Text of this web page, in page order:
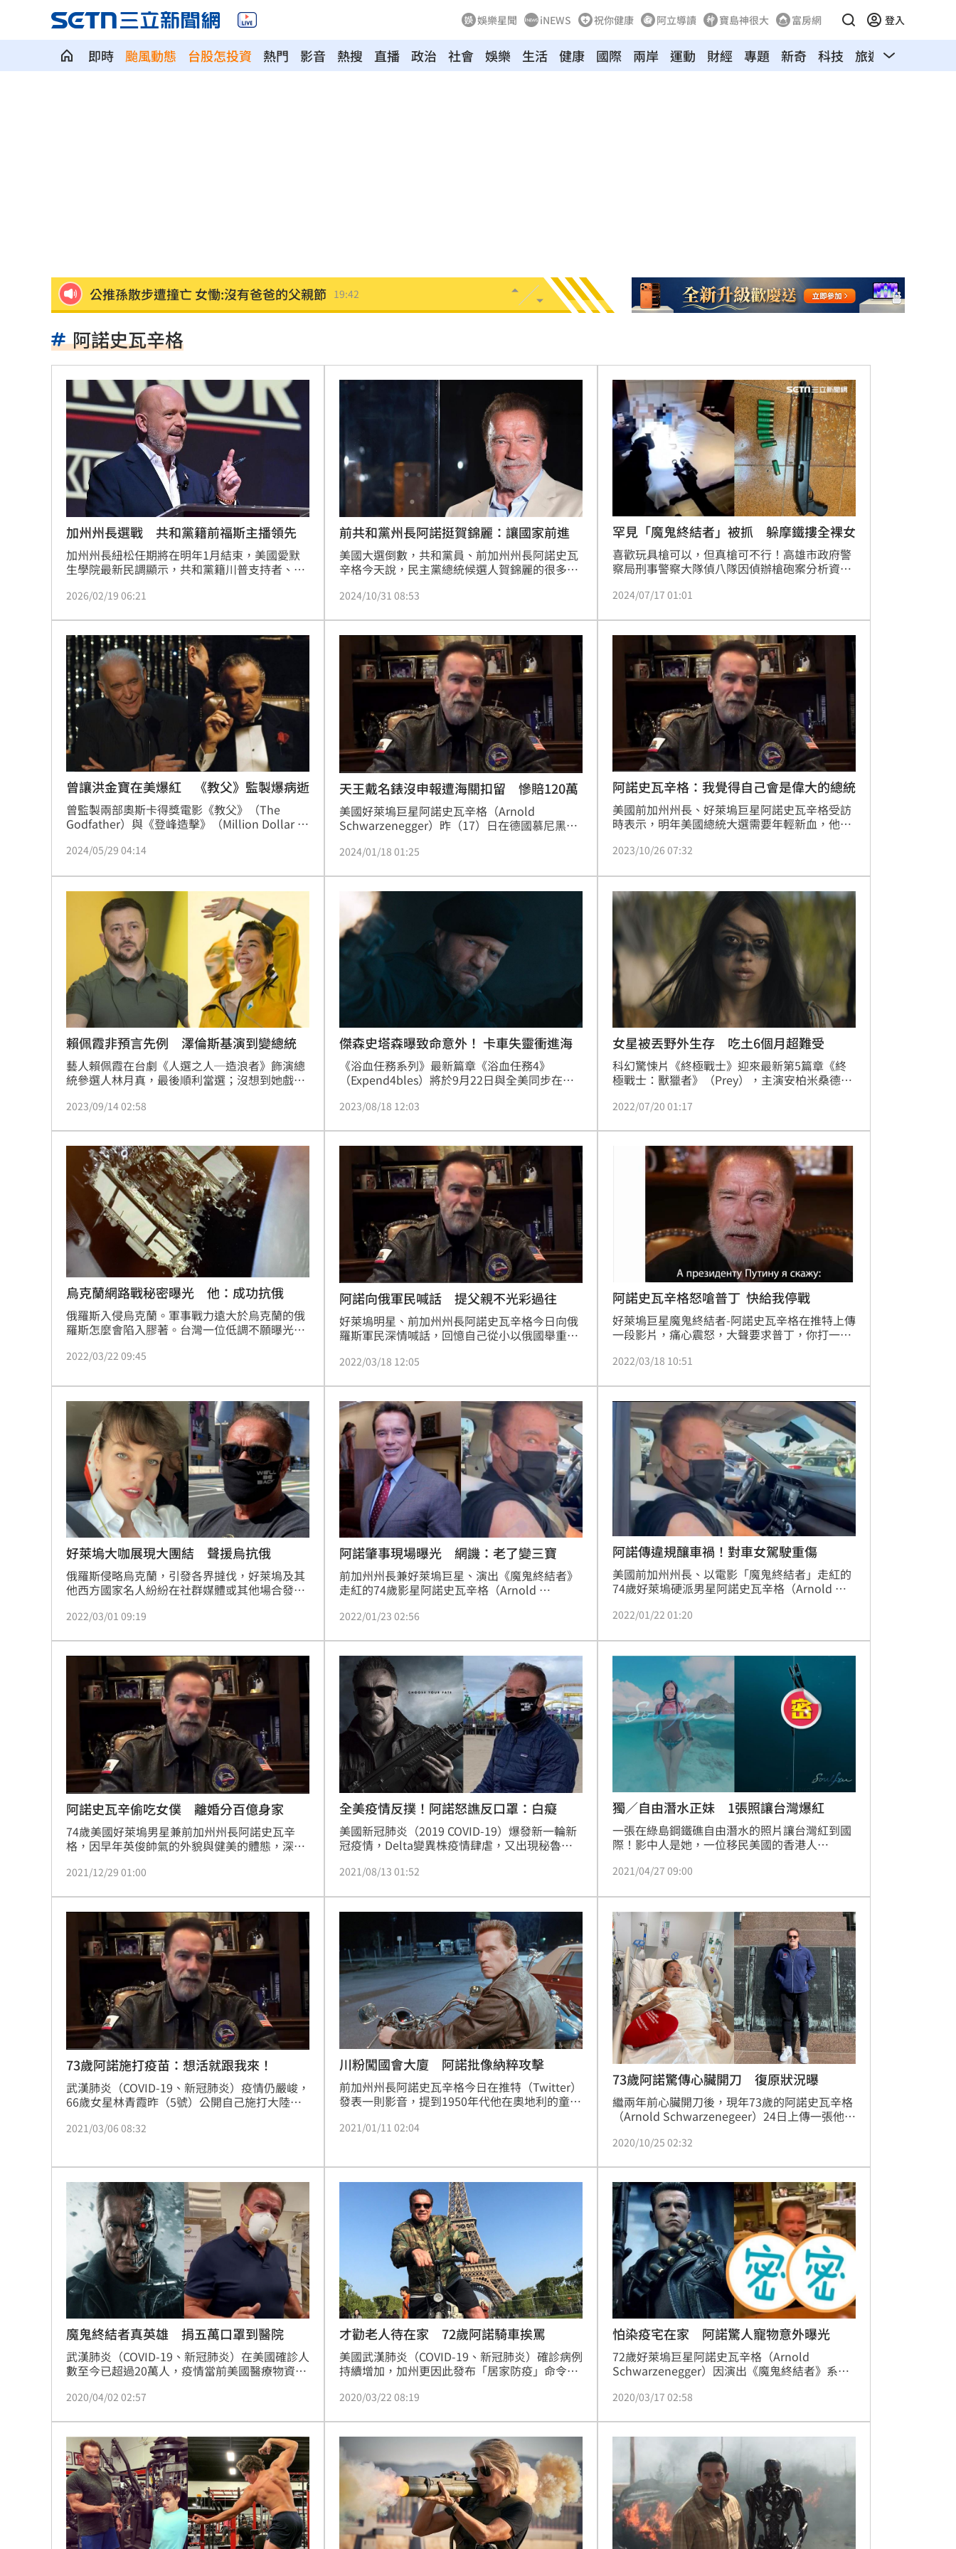
娛樂星聞 iNEWS 祝你健康 阿立導讀 寶島神很大 富房網 登入
即時 颱風動態 台股怎投資 熱門 影音 熱搜 直播 政治 社會 娛樂 生活 健康 國際 兩岸 運動 財經 專題 新奇 科技 旅遊 汽車
公推孫散步遭撞亡 女慟:沒有爸爸的父親節 19:42
兄弟打線突破後勁 黃韋盛3打點率隊2連勝 19:32
龍藏經7折仍要131.6萬 他原價現金秒結帳
99歲婆婆「月花35萬」！66歲媳無法退休 19:20
外野僅是短暫快樂 餅總曝張皓崴終極目標
想靠正二翻本？ 達人教戰槓反ETF心法
男同事追求不成跟騷偷拍 女師控校方霸凌 19:08
演習硬上路還無照！鳳山女慘收10萬單
一軍不是來跑龍套 餅總對新人不手下留情 19:03
靠2根鐵軌橫掃AI鏈 川湖財報衝上萬金股 19:03
孫易磊登板2局2K無失分！ 飆156公里火球 18:57
直擊／NEWBEAT高雄首秀 震胸舞全場嗨翻 18:53
颱風紫暴雨今晚開炸 估「這時」解除海警 18:52
台灣彩券開獎直播中 20:31
LIVE三立+24小時直播 15:27
三立iNEWS新聞台線上直播
商場戰國來臨 台中「頂奢大道」逐漸成形
台彩父親節推新刮刮樂千萬頭獎超「爸」氣 12:00
「拍片人的多重宇宙」職涯論壇9/12登場！ 10:30
8國球員齊聚高雄 Formosa 7s掀足球熱潮
理想混蛋號召粉絲跨海追星吃美食！
阿諾史瓦辛格
加州州長選戰 共和黨籍前福斯主播領先
加州州長紐松任期將在明年1月結束，美國愛默
生學院最新民調顯示，共和黨籍川普支持者、前
持度躍居第一。他在2020年專訪川普時，曾就台
2026/02/19 06:21
前共和黨州長阿諾挺賀錦麗：讓國家前進
美國大選倒數，共和黨員、前加州州長阿諾史瓦
辛格今天說，民主黨總統候選人賀錦麗的很多主
美國往前進的方式，強調「先是美國人，才是共
2024/10/31 08:53
罕見「魔鬼終結者」被抓 躲摩鐵摟全裸女
喜歡玩具槍可以，但真槍可不行！高雄市政府警
察局刑事警察大隊偵八隊因偵辦槍砲案分析資料
持有大量毒品安非他命「毒槍雙響砲」，影響社
多起槍砲彈藥，其中霰彈槍與電影「魔鬼終結
者」演員阿諾史瓦辛格使用之霰彈槍同款，在國
內實屬罕見，殺傷力極大。嫌犯被依違反槍砲彈
藥管制條例、毒品危害防制條例等罪，移送高雄
地檢署偵辦。
2024/07/17 01:01
曾讓洪金寶在美爆紅 《教父》監製爆病逝
曾監製兩部奧斯卡得獎電影《教父》（The
Godfather）與《登峰造擊》（Million Dollar
Ruddy），也曾與成龍及洪金寶合作成功，將
（25日）因病離世，享耆壽94歲。
2024/05/29 04:14
天王戴名錶沒申報遭海關扣留 慘賠120萬
美國好萊塢巨星阿諾史瓦辛格（Arnold
Schwarzenegger）昨（17）日在德國慕尼黑機
2.6萬歐元（換算約新台幣89.3萬元）歐元的名錶
（換算約新台幣120萬元）。
2024/01/18 01:25
阿諾史瓦辛格：我覺得自己會是偉大的總統
美國前加州州長、好萊塢巨星阿諾史瓦辛格受訪
時表示，明年美國總統大選需要年輕新血，他若
2023/10/26 07:32
賴佩霞非預言先例 澤倫斯基演到變總統
藝人賴佩霞在台劇《人選之人─造浪者》飾演總
統參選人林月真，最後順利當選；沒想到她戲外
搭檔參與本屆總統大選。其實她並非第一位「演
（Volodymyr Zelenskyy）就曾演總統演到當
選。
2023/09/14 02:58
傑森史塔森曝致命意外！ 卡車失靈衝進海
《浴血任務系列》最新篇章《浴血任務4》
（Expend4bles）將於9月22日與全美同步在台
列》動作巨星席維斯史特龍（Sylvester
尼羅斯」。
2023/08/18 12:03
女星被丟野外生存 吃土6個月超難受
科幻驚悚片《終極戰士》迎來最新第5篇章《終
極戰士：獸獵者》（Prey），主演安柏米桑德、
晨一同出席國際記者會，導演透露，自己從童年
允許觀看R級電影（限制級）只能自己偷偷看，
沒想到同學都看了，還跟他講了整部故事，他也
直言《終極戰士》的主角阿諾史瓦辛格，就是個
英雄。
2022/07/20 01:17
烏克蘭網路戰秘密曝光 他：成功抗俄
俄羅斯入侵烏克蘭。軍事戰力遠大於烏克蘭的俄
羅斯怎麼會陷入膠著。台灣一位低調不願曝光的
戰役正式宣告「網路戰」與「混合戰爭」時代開
路不被切斷，因此讓澤倫斯基能夠在「最快時
間」以「最快影片」傳達心聲，讓各國快速經濟
制裁俄羅斯。另一方面，留在烏克蘭的民眾，也
化身「全民情報員」，暴露俄軍行蹤，也讓世界
知道烏克蘭的慘狀與堅強。
2022/03/22 09:45
阿諾向俄軍民喊話 提父親不光彩過往
好萊塢明星、前加州州長阿諾史瓦辛格今日向俄
羅斯軍民深情喊話，回憶自己從小以俄國舉重選
中度過餘生」為例，向俄國人民與軍人說明戰爭
2022/03/18 12:05
阿諾史瓦辛格怒嗆普丁 快給我停戰
好萊塢巨星魔鬼終結者-阿諾史瓦辛格在推特上傳
一段影片，痛心震怒，大聲要求普丁，你打一場
孩子、妻子失去丈夫，兒童失去生命，還有好幾
以停止戰爭。並大聲呼籲善良的俄羅斯人，千萬
不要被普丁繼續騙下去。
2022/03/18 10:51
好萊塢大咖展現大團結 聲援烏抗俄
俄羅斯侵略烏克蘭，引發各界撻伐，好萊塢及其
他西方國家名人紛紛在社群媒體或其他場合發
2022/03/01 09:19
阿諾肇事現場曝光 網譏：老了變三寶
前加州州長兼好萊塢巨星、演出《魔鬼終結者》
走紅的74歲影星阿諾史瓦辛格（Arnold
環車禍，共波及四台車，其中他有如「坦克」般
嚴重損毀，對方駕駛受到重傷，阿諾則沒有受
傷。有網友看到新聞嘲諷：「動作巨星老了也變
成三寶。」
2022/01/23 02:56
阿諾傳違規釀車禍！對車女駕駛重傷
美國前加州州長、以電影「魔鬼終結者」走紅的
74歲好萊塢硬派男星阿諾史瓦辛格（Arnold
禍，雖然阿諾本人沒有大礙，然而對撞的其中一
2022/01/22 01:20
阿諾史瓦辛偷吃女僕 離婚分百億身家
74歲美國好萊塢男星兼前加州州長阿諾史瓦辛
格，因早年英俊帥氣的外貌與健美的體態，深受
還生下私生子，讓正宮忍無可忍選擇分居離婚，
除婚姻關係，各自恢復單身。
2021/12/29 01:00
全美疫情反撲！阿諾怒譙反口罩：白癡
美國新冠肺炎（2019 COVID-19）爆發新一輪新
冠疫情，Delta變異株疫情肆虐，又出現秘魯
冬天疫情加劇的新增確診數，每天平均新增10萬
州，因疫苗接種率全美最低，並且德州州長帶頭
下令，禁止地方政府實施戴口罩，情況尤其嚴
重，而也讓好萊塢巨星當場開罵。
2021/08/13 01:52
獨／自由潛水正妹 1張照讓台灣爆紅
一張在綠島鋼鐵礁自由潛水的照片讓台灣紅到國
際！影中人是她，一位移民美國的香港人
職，也在香港社會企業做過行銷相關工作，一次
就是5年。有自由潛水教練證照的Joanna花了3
年時間潛遍台灣所有潛水景點，她希望透過自由
潛水讓台灣人能認識自己生長的土地。（記者劉
彥池／台北報導）
2021/04/27 09:00
73歲阿諾施打疫苗：想活就跟我來！
武漢肺炎（COVID-19、新冠肺炎）疫情仍嚴峻，
66歲女星林青霞昨（5號）公開自己施打大陸研
岸三地影迷熱議，不過歐美不少年長影星皆陸續
身成就獎83歲的珍芳達（Jane Fonda）皆欣然
注射，現在阿諾也分享自己接種過程。
2021/03/06 08:32
川粉闖國會大廈 阿諾批像納粹攻擊
前加州州長阿諾史瓦辛格今日在推特（Twitter）
發表一則影音，提到1950年代他在奧地利的童年
占華府國會大廈有如納粹攻擊。
2021/01/11 02:04
73歲阿諾驚傳心臟開刀 復原狀況曝
繼兩年前心臟開刀後，現年73歲的阿諾史瓦辛格
（Arnold Schwarzenegeer）24日上傳一張他躺
大拇指的照片，以感謝醫院中的醫護人員，表示
置換的肺動脈瓣膜一起工作，我覺得很棒，我已
經能在克里夫蘭的街道上漫步了。」
2020/10/25 02:32
魔鬼終結者真英雄 捐五萬口罩到醫院
武漢肺炎（COVID-19、新冠肺炎）在美國確診人
數至今已超過20萬人，疫情當前美國醫療物資匱
萊塢動作片巨星阿諾史瓦辛格（Arnold
《魔鬼終結者》(The Terminator）舉世聞名，
光他的IG就有2015萬人追蹤，就在近日他擔任起
「救世終結者」，親自捐贈5萬個N95口罩給加
州前線醫護人員。
2020/04/02 02:57
才勸老人待在家 72歲阿諾騎車挨罵
美國武漢肺炎（COVID-19、新冠肺炎）確診病例
持續增加，加州更因此發布「居家防疫」命令，
長」好萊塢巨星阿諾史瓦辛格（Arnold
被被目擊騎自行車上街趴趴走。
2020/03/22 08:19
怕染疫宅在家 阿諾驚人寵物意外曝光
72歲好萊塢巨星阿諾史瓦辛格（Arnold
Schwarzenegger）因演出《魔鬼終結者》系列
終結者」，但現實中的阿諾，對於全球大流行的
度呼籲大眾別出門，日前還曬出一段宅在家的影
片，意外讓他兩隻不凡的「寵物」曝光，引起網
友熱議。
2020/03/17 02:58